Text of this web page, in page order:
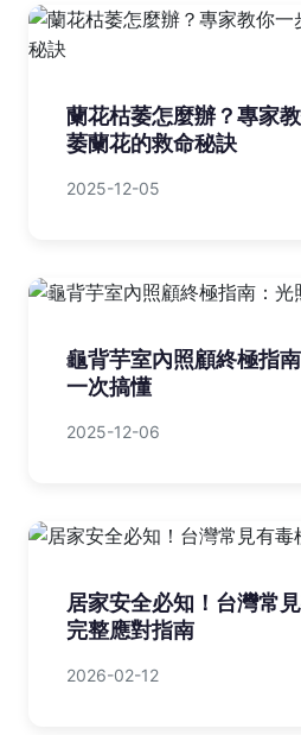
蘭花枯萎怎麼辦？專家
萎蘭花的救命秘訣
2025-12-05
龜背芋室內照顧終極指
一次搞懂
2025-12-06
居家安全必知！台灣常
完整應對指南
2026-02-12